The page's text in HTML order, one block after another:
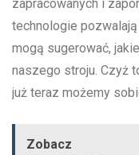
zapracowanych i⁤
technologie
mogą sugerować,
naszego stroju. Czyż
już teraz‌ możemy
Zobacz